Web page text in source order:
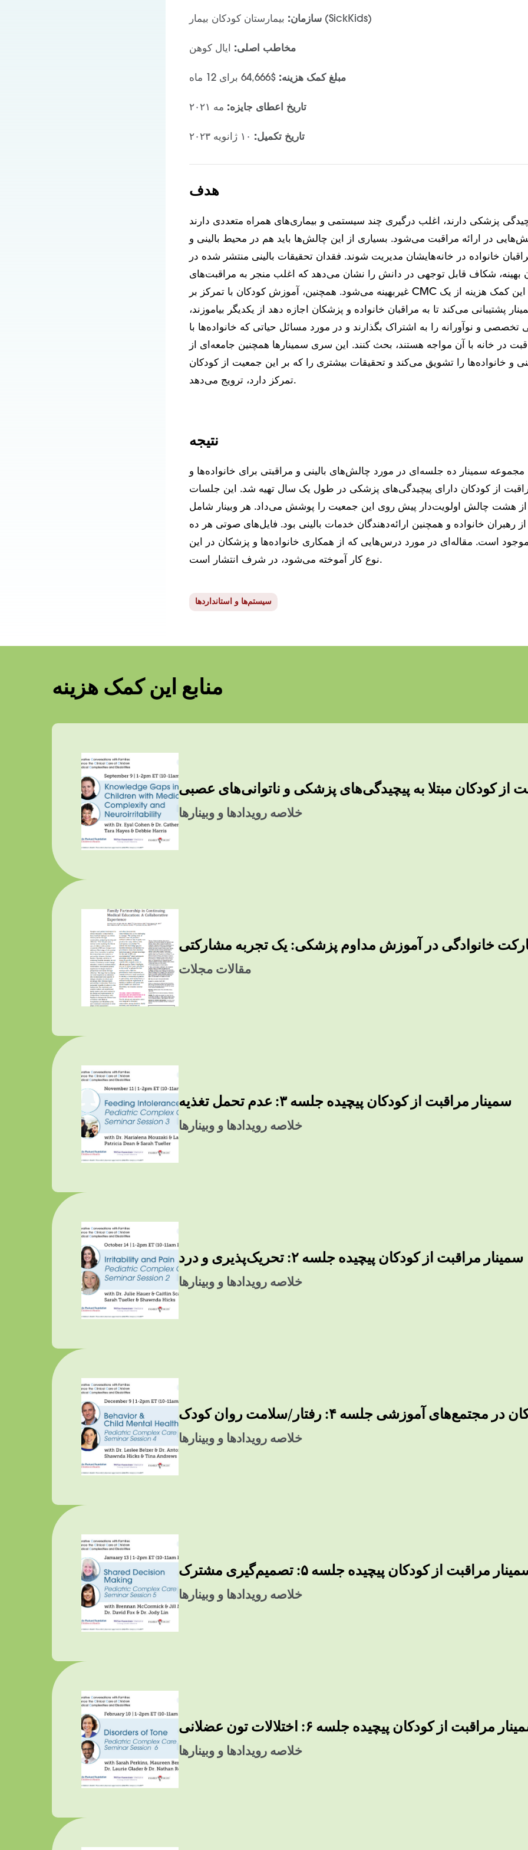
سازمان:بیمارستان کودکان بیمار (SickKids)
مخاطب اصلی: ایال کوهن
مبلغ کمک هزینه: $64,666 برای 12 ماه
تاریخ اعطای جایزه: مه ۲۰۲۱
تاریخ تکمیل: ۱۰ ژانویه ۲۰۲۳
هدف
پزشکی دارند، اغلب درگیری چند سیستمی و بیماری‌های همراه متعددی دارند
در ارائه مراقبت می‌شود. بسیاری از این چالش‌ها باید هم در محیط بالینی و
خانواده در خانه‌هایشان مدیریت شوند. فقدان تحقیقات بالینی منتشر شده در
بهینه، شکاف قابل توجهی در دانش را نشان می‌دهد که اغلب منجر به مراقبت‌های
غیربهینه می‌شود. همچنین، آموزش کودکان با تمرکز بر CMC بسیار کم است. این کمک هزینه از یک
پشتیبانی می‌کند تا به مراقبان خانواده و پزشکان اجازه دهد از یکدیگر بیاموزند،
تخصصی و نوآورانه را به اشتراک بگذارند و در مورد مسائل حیاتی که خانواده‌ها با
در خانه با آن مواجه هستند، بحث کنند. این سری سمینارها همچنین جامعه‌ای از
و خانواده‌ها را تشویق می‌کند و تحقیقات بیشتری را که بر این جمعیت از کودکان
تمرکز دارد، ترویج می‌دهد.
نتیجه
سمینار ده جلسه‌ای در مورد چالش‌های بالینی و مراقبتی برای خانواده‌ها و
از کودکان دارای پیچیدگی‌های پزشکی در طول یک سال تهیه شد. این جلسات
هشت چالش اولویت‌دار پیش روی این جمعیت را پوشش می‌داد. هر وبینار شامل
از رهبران خانواده و همچنین ارائه‌دهندگان خدمات بالینی بود. فایل‌های صوتی هر ده
است. مقاله‌ای در مورد درس‌هایی که از همکاری خانواده‌ها و پزشکان در این
نوع کار آموخته می‌شود، در شرف انتشار است.
سیستم‌ها و استانداردها
منابع این کمک هزینه
کودکان مبتلا به پیچیدگی‌های پزشکی و ناتوانی‌های عصبی
خلاصه رویدادها و وبینارها
خانوادگی در آموزش مداوم پزشکی: یک تجربه مشارکتی
مقالات مجلات
سمینار مراقبت از کودکان پیچیده جلسه ۳: عدم تحمل تغذیه
خلاصه رویدادها و وبینارها
سمینار مراقبت از کودکان پیچیده جلسه ۲: تحریک‌پذیری و درد
خلاصه رویدادها و وبینارها
آموزشی جلسه ۴: رفتار/سلامت روان کودک
خلاصه رویدادها و وبینارها
مراقبت از کودکان پیچیده جلسه ۵: تصمیم‌گیری مشترک
خلاصه رویدادها و وبینارها
مراقبت از کودکان پیچیده جلسه ۶: اختلالات تون عضلانی
خلاصه رویدادها و وبینارها